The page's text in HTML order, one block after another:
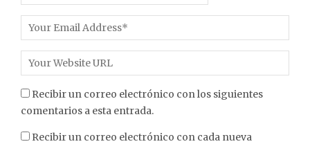
Recibir un correo electrónico con los siguientes
comentarios a esta entrada.
Recibir un correo electrónico con cada nueva